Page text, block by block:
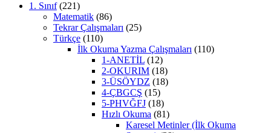
1. Sınıf(221)
Matematik (86)
Tekrar Çalışmaları (25)
Türkçe (110)
İlk Okuma Yazma Çalışmaları (110)
1-ANETİL (12)
2-OKURIM (18)
3-ÜSÖYDZ (18)
4-ÇBGCŞ (15)
5-PHVĞFJ (18)
Hızlı Okuma (81)
Karesel Metinler (İlk Okuma